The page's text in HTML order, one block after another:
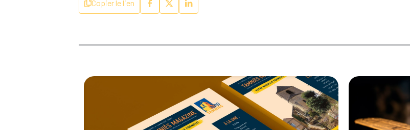
Copier le lien